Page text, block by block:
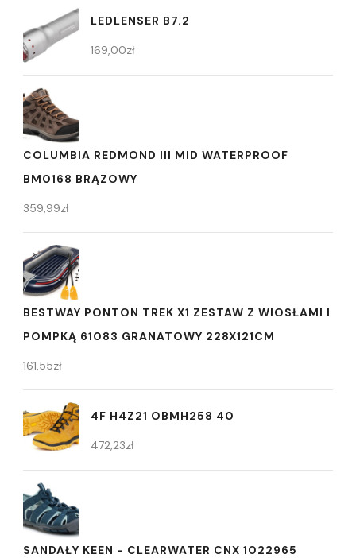
LEDLENSER B7.2
169,00zł
COLUMBIA REDMOND III MID WATERPROOF
BM0168 BRĄZOWY
359,99zł
BESTWAY PONTON TREK X1 ZESTAW Z WIOSŁAMI I
POMPKĄ 61083 GRANATOWY 228X121CM
161,55zł
4F H4Z21 OBMH258 40
472,23zł
SANDAŁY KEEN - CLEARWATER CNX 1022965